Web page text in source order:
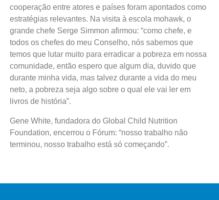
cooperação entre atores e países foram apontados como
estratégias relevantes. Na visita à escola mohawk, o
grande chefe Serge Simmon afirmou: “como chefe, e
todos os chefes do meu Conselho, nós sabemos que
temos que lutar muito para erradicar a pobreza em nossa
comunidade, então espero que algum dia, duvido que
durante minha vida, mas talvez durante a vida do meu
neto, a pobreza seja algo sobre o qual ele vai ler em
livros de história”.
Gene White, fundadora do Global Child Nutrition
Foundation, encerrou o Fórum: “nosso trabalho não
terminou, nosso trabalho está só começando”.